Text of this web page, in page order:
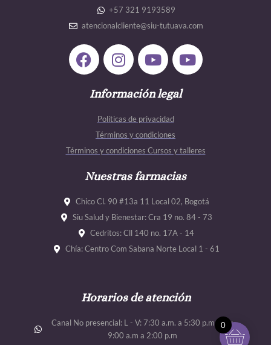
+57 321 9193589
atencionalcliente@siu-tutuava.com
F
a
e
k
I
n
t
g
r
a
m
Y
o
t
b
e
Y
o
Información legal
Políticas de privacidad
Términos y condiciones
Términos y condiciones Cursos y talleres
Nuestras farmacias
Chico Cl. 90 #13a 11 Local 02, Bogotá
Siu Salud y Bienestar: Cra 19 no. 84 - 73
Cedritos: Cll 140 no. 17A - 14
Chía: Centro Com Sabana Norte Local 1 - 61
Horarios de atención
Canal No presencial: L - V: 7:30 a.m. a 5:30 p.m. Sab:
9:00 a.m a 2:00 p.m
0